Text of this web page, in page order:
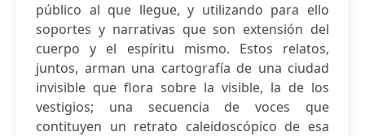
público al que llegue, y utilizando para ello
soportes y narrativas que son extensión del
cuerpo y el espíritu mismo. Estos relatos,
juntos, arman una cartografía de una ciudad
invisible que flora sobre la visible, la de los
vestigios; una secuencia de voces que
contituyen un retrato caleidoscópico de esa